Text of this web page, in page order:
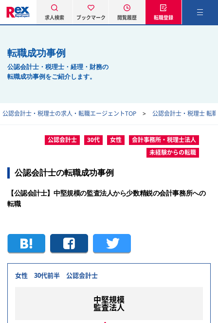
求人検索 ブックマーク 閲覧履歴 転職登録
転職成功事例
公認会計士・税理士・経理・財務の
転職成功事例をご紹介します。
公認会計士・税理士の求人・転職エージェントTOP 公認会計士・税理士 転
公認会計士 30代 女性
会計事務所・税理士法人
未経験からの転職
公認会計士の転職成功事例
【公認会計士】中堅規模の監査法人から少数精鋭の会計事務所への
転職
女性 30代前半 公認会計士
中堅規模
監査法人